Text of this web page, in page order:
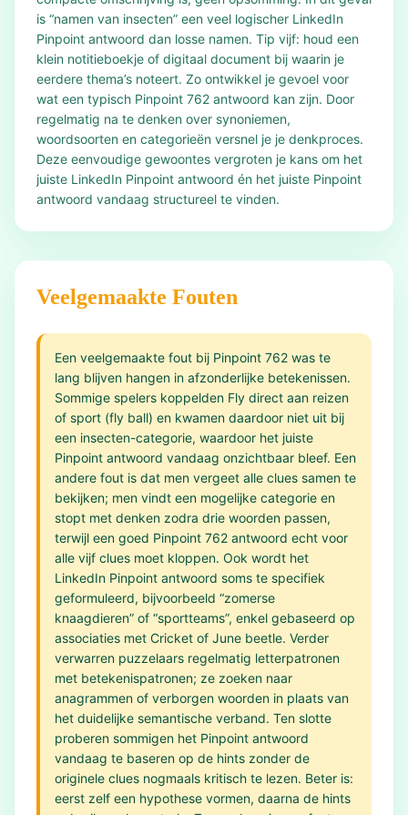
is “namen van insecten” een veel logischer LinkedIn
Pinpoint antwoord dan losse namen. Tip vijf: houd een
klein notitieboekje of digitaal document bij waarin je
eerdere thema’s noteert. Zo ontwikkel je gevoel voor
wat een typisch Pinpoint 762 antwoord kan zijn. Door
regelmatig na te denken over synoniemen,
woordsoorten en categorieën versnel je je denkproces.
Deze eenvoudige gewoontes vergroten je kans om het
juiste LinkedIn Pinpoint antwoord én het juiste Pinpoint
antwoord vandaag structureel te vinden.
Veelgemaakte Fouten
Een veelgemaakte fout bij Pinpoint 762 was te
lang blijven hangen in afzonderlijke betekenissen.
Sommige spelers koppelden Fly direct aan reizen
of sport (fly ball) en kwamen daardoor niet uit bij
een insecten-categorie, waardoor het juiste
Pinpoint antwoord vandaag onzichtbaar bleef. Een
andere fout is dat men vergeet alle clues samen te
bekijken; men vindt een mogelijke categorie en
stopt met denken zodra drie woorden passen,
terwijl een goed Pinpoint 762 antwoord echt voor
alle vijf clues moet kloppen. Ook wordt het
LinkedIn Pinpoint antwoord soms te specifiek
geformuleerd, bijvoorbeeld “zomerse
knaagdieren” of “sportteams”, enkel gebaseerd op
associaties met Cricket of June beetle. Verder
verwarren puzzelaars regelmatig letterpatronen
met betekenispatronen; ze zoeken naar
anagrammen of verborgen woorden in plaats van
het duidelijke semantische verband. Ten slotte
proberen sommigen het Pinpoint antwoord
vandaag te baseren op de hints zonder de
originele clues nogmaals kritisch te lezen. Beter is:
eerst zelf een hypothese vormen, daarna de hints